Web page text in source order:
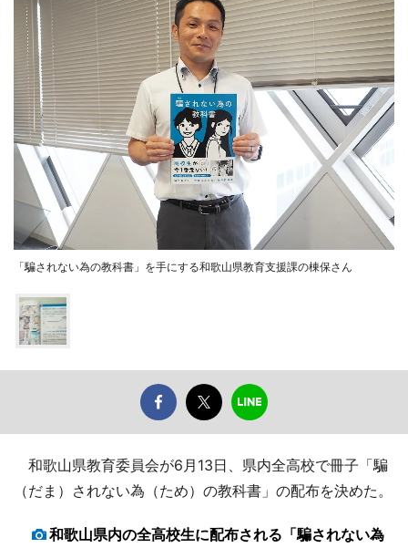
「騙されない為の教科書」を手にする和歌山県教育支援課の棟保さん
和歌山県教育委員会が6月13日、県内全高校で冊子「騙
（だま）されない為（ため）の教科書」の配布を決めた。
和歌山県内の全高校生に配布される「騙されない為